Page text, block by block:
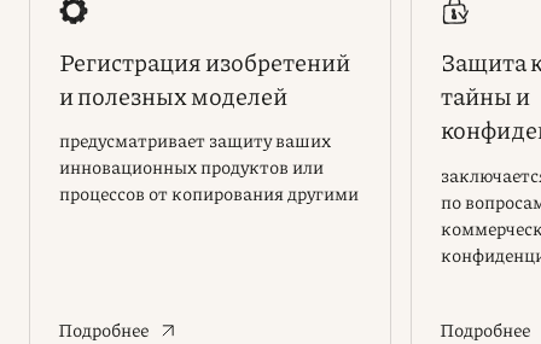
Регистрация изобретений
и полезных моделей
предусматривает защиту ваших
инновационных продуктов или
процессов от копирования другими
Подробнее
Защита
тайны и
по
Подробнее